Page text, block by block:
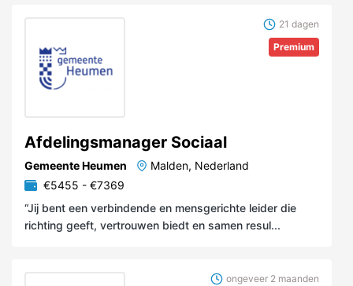
21 dagen
Premium
Afdelingsmanager Sociaal
Gemeente Heumen
Malden, Nederland
€5455 - €7369
“Jij bent een verbindende en mensgerichte leider die
richting geeft, vertrouwen biedt en samen resul...
ongeveer 2 maanden